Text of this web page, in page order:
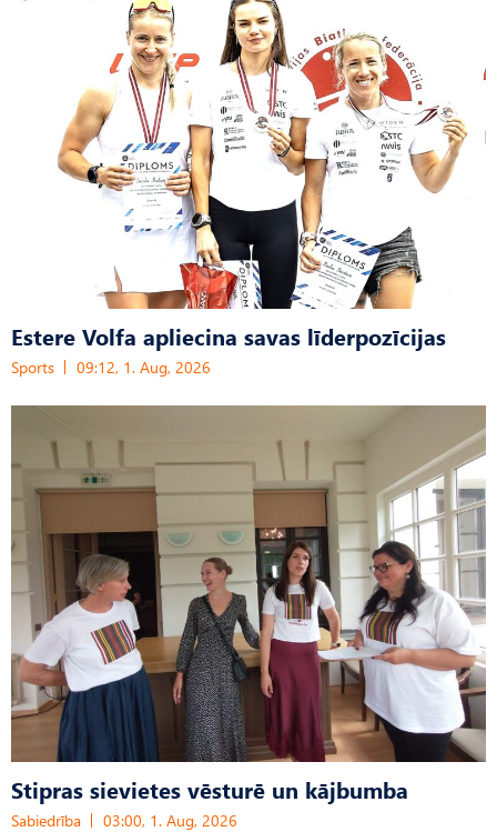
Estere Volfa apliecina savas līderpozīcijas
Sports 09:12, 1. Aug, 2026
Stipras sievietes vēsturē un kājbumba
Sabiedrība 03:00, 1. Aug, 2026